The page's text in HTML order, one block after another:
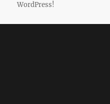
WordPress!